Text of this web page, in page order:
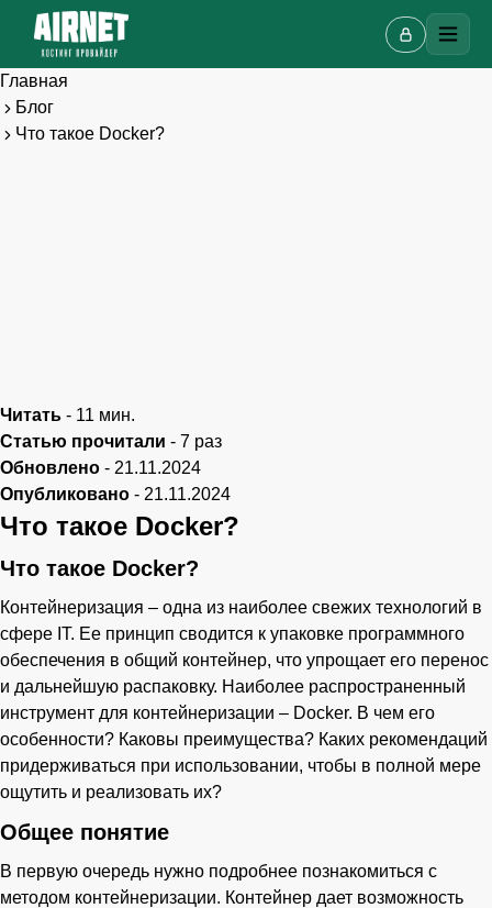
Главная
Блог
Что такое Docker?
Читать - 11 мин.
Статью прочитали - 7 раз
Обновлено - 21.11.2024
Опубликовано - 21.11.2024
Что такое Docker?
Что такое Docker?
Контейнеризация – одна из наиболее свежих технологий в
сфере IT. Ее принцип сводится к упаковке программного
обеспечения в общий контейнер, что упрощает его перенос
и дальнейшую распаковку. Наиболее распространенный
инструмент для контейнеризации – Docker. В чем его
особенности? Каковы преимущества? Каких рекомендаций
придерживаться при использовании, чтобы в полной мере
ощутить и реализовать их?
Общее понятие
В первую очередь нужно подробнее познакомиться с
методом контейнеризации. Контейнер дает возможность
A
Онлайн-чат
Телефон